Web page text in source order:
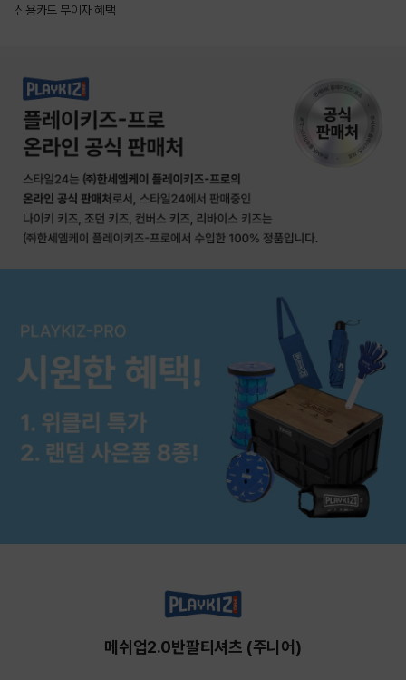
신용카드 무이자 혜택
메쉬업2.0반팔티셔츠 (주니어)